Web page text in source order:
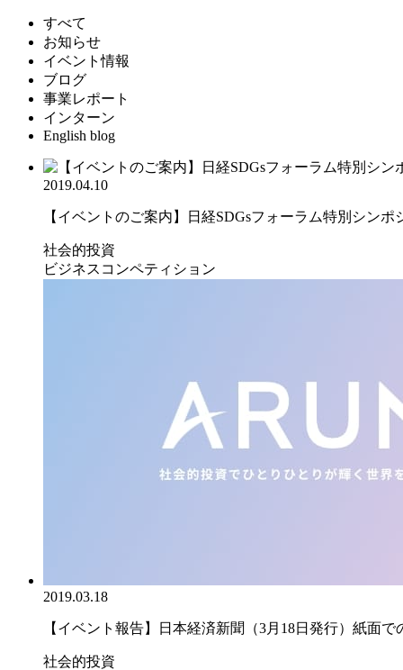
すべて
お知らせ
イベント情報
ブログ
事業レポート
インターン
English blog
2019.04.10
【イベントのご案内】日経SDGsフォーラム特別シンポ
社会的投資
ビジネスコンペティション
2019.03.18
【イベント報告】日本経済新聞（3月18日発行）紙面で
社会的投資